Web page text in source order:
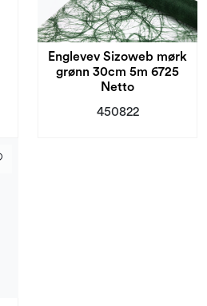
Englevev Sizoweb mørk
grønn 30cm 5m 6725
Netto
450822